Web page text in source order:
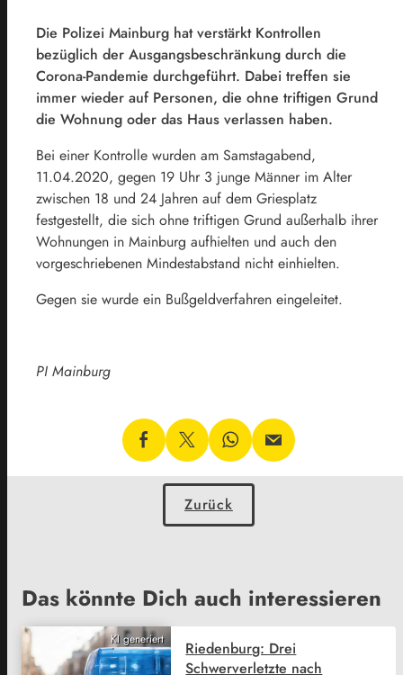
Die Polizei Mainburg hat verstärkt Kontrollen
bezüglich der Ausgangsbeschränkung durch die
Corona-Pandemie durchgeführt. Dabei treffen sie
immer wieder auf Personen, die ohne triftigen Grund
die Wohnung oder das Haus verlassen haben.
Bei einer Kontrolle wurden am Samstagabend,
11.04.2020, gegen 19 Uhr 3 junge Männer im Alter
zwischen 18 und 24 Jahren auf dem Griesplatz
festgestellt, die sich ohne triftigen Grund außerhalb ihrer
Wohnungen in Mainburg aufhielten und auch den
vorgeschriebenen Mindestabstand nicht einhielten.
Gegen sie wurde ein Bußgeldverfahren eingeleitet.
PI Mainburg
Zurück
Das könnte Dich auch interessieren
KI generiert
Riedenburg: Drei
Schwerverletzte nach